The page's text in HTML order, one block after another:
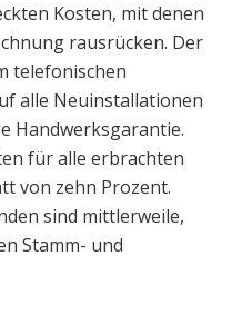
Kosten, mit denen
rausrücken. Der
telefonischen
alle Neuinstallationen
Handwerksgarantie.
für alle erbrachten
von zehn Prozent.
sind mittlerweile,
Stamm- und